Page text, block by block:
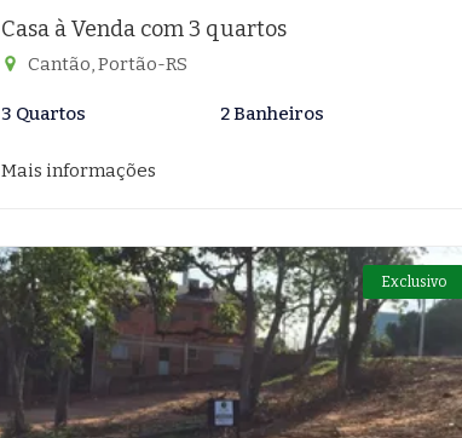
Casa à Venda com 3 quartos
Cantão, Portão-RS
3 Quartos 2 Banheiros
Mais informações
Exclusivo